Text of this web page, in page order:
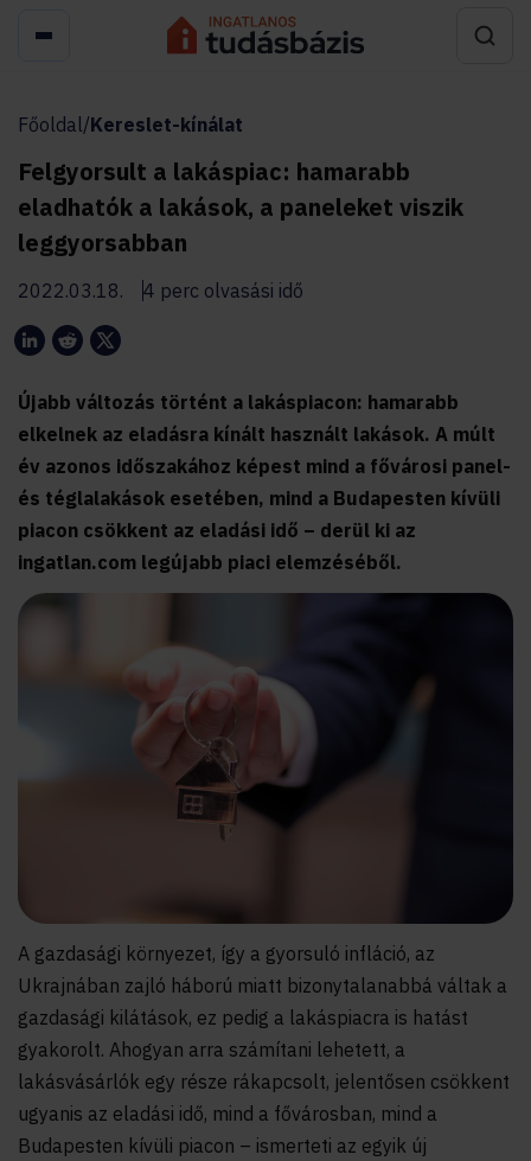
Főoldal/Kereslet-kínálat
Felgyorsult a lakáspiac: hamarabb
eladhatók a lakások, a paneleket viszik
leggyorsabban
2022.03.18. 4 perc olvasási idő
Újabb változás történt a lakáspiacon: hamarabb
elkelnek az eladásra kínált használt lakások. A múlt
év azonos időszakához képest mind a fővárosi panel-
és téglalakások esetében, mind a Budapesten kívüli
piacon csökkent az eladási idő – derül ki az
ingatlan.com legújabb piaci elemzéséből.
A gazdasági környezet, így a gyorsuló infláció, az
Ukrajnában zajló háború miatt bizonytalanabbá váltak a
gazdasági kilátások, ez pedig a lakáspiacra is hatást
gyakorolt. Ahogyan arra számítani lehetett, a
lakásvásárlók egy része rákapcsolt, jelentősen csökkent
ugyanis az eladási idő, mind a fővárosban, mind a
Budapesten kívüli piacon – ismerteti az egyik új